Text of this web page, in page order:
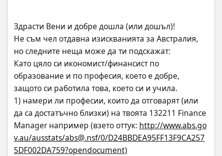
Здрасти Вени и добре дошла (или дошъл)!
Не съм чел отдавна изискванията за Австралия,
но следните неща може да ти подскажат:
Като цяло си икономист/финансист по
образование и по професия, което е добре,
защото си работила това, което си и учила.
1) намери ли професии, които да отговарят (или
да са достатъчно близки) на твоята 132211 Finance
Manager например (взето оттук: http://www.abs.go
v.au/ausstats/abs@.nsf/0/D24BBDEA95FF13F9CA257
5DF002DA759?opendocument)